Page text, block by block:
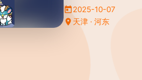
2025-10-07
天津 · 河东